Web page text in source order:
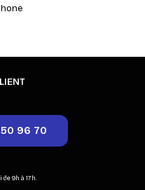
96 70
9h à 17h.